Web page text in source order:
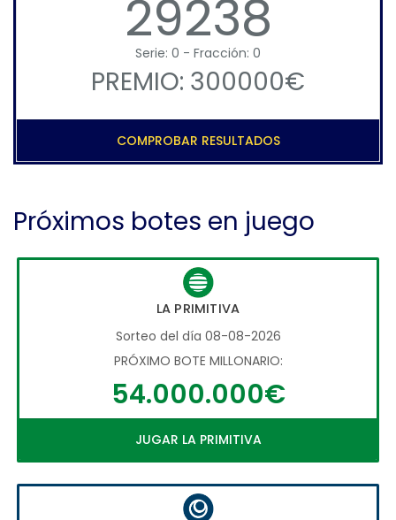
29238
Serie: 0 - Fracción: 0
PREMIO: 300000€
COMPROBAR RESULTADOS
Próximos botes en juego
LA PRIMITIVA
Sorteo del día 08-08-2026
PRÓXIMO BOTE MILLONARIO:
54.000.000€
JUGAR LA PRIMITIVA